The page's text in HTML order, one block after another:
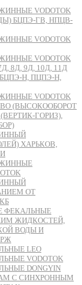
VODOTOK
БЦПЭ-ГВ, НПЦВ-
VODOTOK
VODOTOK
8Д, 9Д, 10Д, 11Д
Н, ПЦПЭ-Н,
VODOTOK
(ВЫСОКООБОРОТ
ГОРИЗ),
ХАРЬКОВ,
ОТ
ФЕКАЛЬНЫЕ
ЖИДКОСТЕЙ,
ВОДЫ И
LEO
VODOTOK
DONGYIN
С СИНХРОННЫМ